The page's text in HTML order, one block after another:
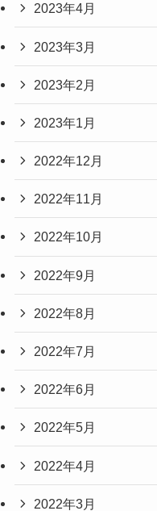
2023年4月
2023年3月
2023年2月
2023年1月
2022年12月
2022年11月
2022年10月
2022年9月
2022年8月
2022年7月
2022年6月
2022年5月
2022年4月
2022年3月